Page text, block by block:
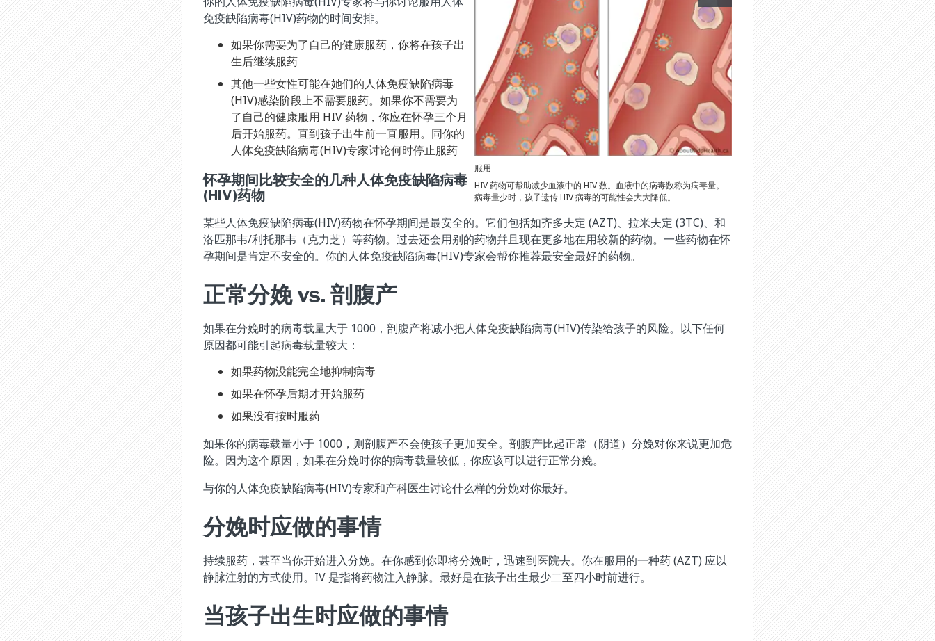
服用
HIV 药物可帮助减少血液中的 HIV 数。血液中的病毒数称为病毒量。
病毒量少时，孩子遗传 HIV 病毒的可能性会大大降低。
免疫缺陷病毒(HIV)药物的时间安排。
如果你需要为了自己的健康服药，你将在孩子出
生后继续服药
其他一些女性可能在她们的人体免疫缺陷病毒
(HIV)感染阶段上不需要服药。如果你不需要为
了自己的健康服用 HIV 药物，你应在怀孕三个月
后开始服药。直到孩子出生前一直服用。同你的
人体免疫缺陷病毒(HIV)专家讨论何时停止服药
怀孕期间比较安全的几种人体免疫缺陷病毒
(HIV)药物
某些人体免疫缺陷病毒(HIV)药物在怀孕期间是最安全的。它们包括如齐多夫定 (AZT)、拉米夫定 (3TC)、和
洛匹那韦/利托那韦（克力芝）等药物。过去还会用别的药物幷且现在更多地在用较新的药物。一些药物在怀
孕期间是肯定不安全的。你的人体免疫缺陷病毒(HIV)专家会帮你推荐最安全最好的药物。
正常分娩 vs. 剖腹产
如果在分娩时的病毒载量大于 1000，剖腹产将减小把人体免疫缺陷病毒(HIV)传染给孩子的风险。以下任何
原因都可能引起病毒载量较大：
如果药物没能完全地抑制病毒
如果在怀孕后期才开始服药
如果没有按时服药
如果你的病毒载量小于 1000，则剖腹产不会使孩子更加安全。剖腹产比起正常（阴道）分娩对你来说更加危
险。因为这个原因，如果在分娩时你的病毒载量较低，你应该可以进行正常分娩。
与你的人体免疫缺陷病毒(HIV)专家和产科医生讨论什么样的分娩对你最好。
分娩时应做的事情
持续服药，甚至当你开始进入分娩。在你感到你即将分娩时，迅速到医院去。你在服用的一种药 (AZT) 应以
静脉注射的方式使用。IV 是指将药物注入静脉。最好是在孩子出生最少二至四小时前进行。
当孩子出生时应做的事情